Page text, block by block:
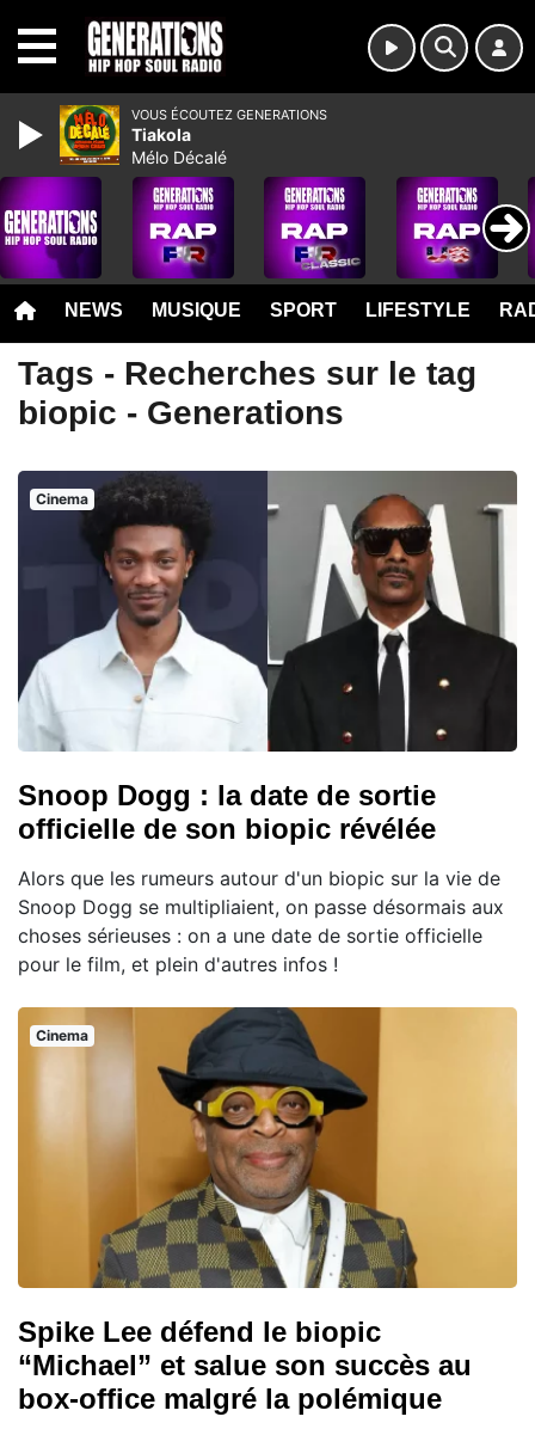
NEWS MUSIQUE SPORT LIFESTYLE
Tags - Recherches sur le tag
biopic - Generations
Cinema
Snoop Dogg : la date de sortie
officielle de son biopic révélée
Alors que les rumeurs autour d'un biopic sur la vie de
Snoop Dogg se multipliaient, on passe désormais aux
choses sérieuses : on a une date de sortie officielle
pour le film, et plein d'autres infos !
Cinema
Spike Lee défend le biopic
“Michael” et salue son succès au
box-office malgré la polémique
VOUS ÉCOUTEZ GENERATIONS
Tiakola
Mélo Décalé